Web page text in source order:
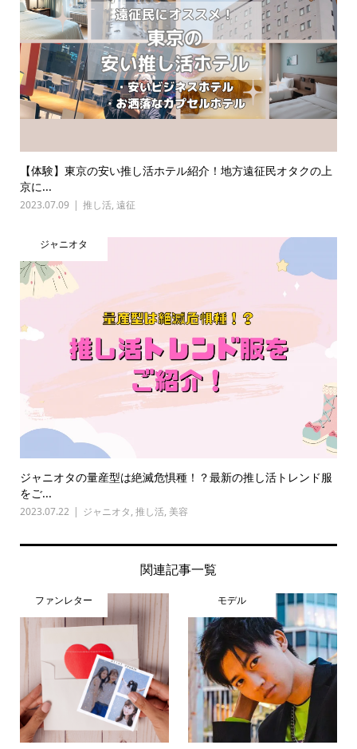
【体験】東京の安い推し活ホテル紹介！地方遠征民オタクの上
京に...
2023.07.09 推し活, 遠征
ジャニオタ
ジャニオタの量産型は絶滅危惧種！？最新の推し活トレンド服
をご...
2023.07.22 ジャニオタ, 推し活, 美容
関連記事一覧
ファンレター モデル